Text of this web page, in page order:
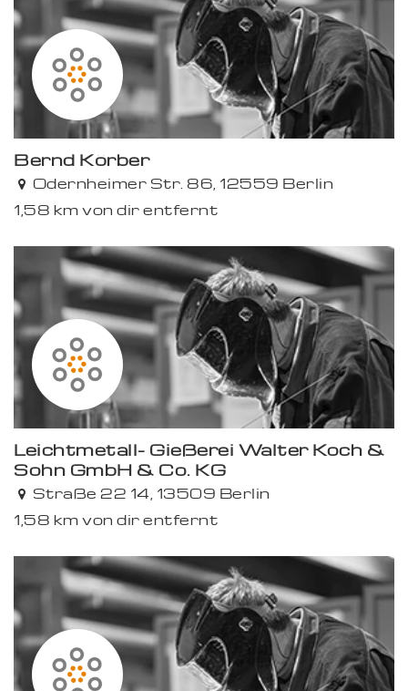
Bernd Körber
Odernheimer Str. 86, 12559 Berlin
1,58 km von dir entfernt
Leichtmetall- Gießerei Walter Koch &
Sohn GmbH & Co. KG
Straße 22 14, 13509 Berlin
1,58 km von dir entfernt